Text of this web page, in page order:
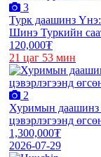
3
Турк даашинз
Шинэ Туркийн
120,000₮
21 цаг 53 мин
2
Хуримын даашинз
цэвэрлэгээнд
1,300,000₮
2026-07-29